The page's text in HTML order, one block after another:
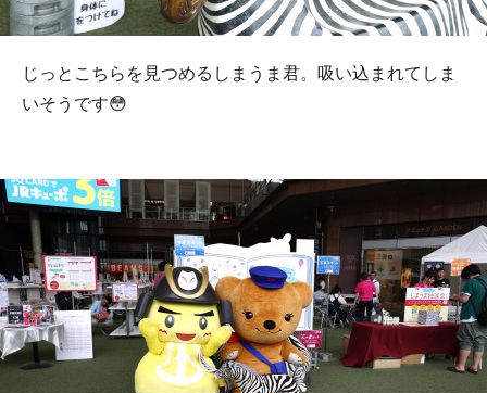
じっとこちらを見つめるしまうま君。吸い込まれてしま
いそうです😳